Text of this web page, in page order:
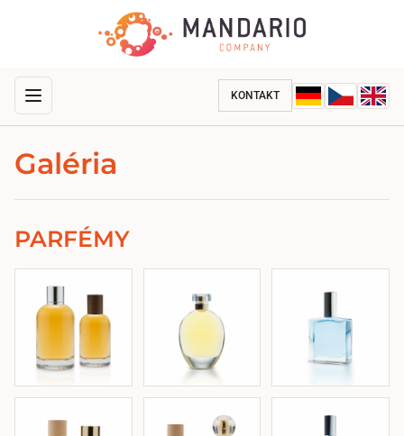
KONTAKT
Galéria
PARFÉMY